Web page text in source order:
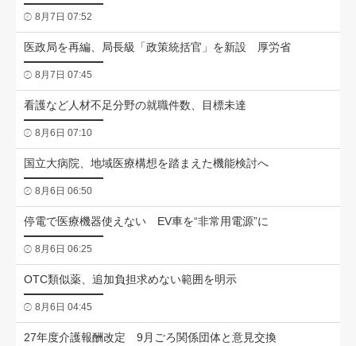
8月7日 07:52
医政局を再編、局長級「政策統括官」を新設 厚労省
8月7日 07:45
看護など人材不足分野の就職件数、目標未達
8月6日 07:10
国立大病院、地域医療構想を踏まえた機能検討へ
8月6日 06:50
停電で医療機器使えない EV車を“非常用電源”に
8月6日 06:25
OTC類似薬、追加負担求めない範囲を明示
8月6日 04:45
27年度介護報酬改定 9月ごろ関係団体と意見交換